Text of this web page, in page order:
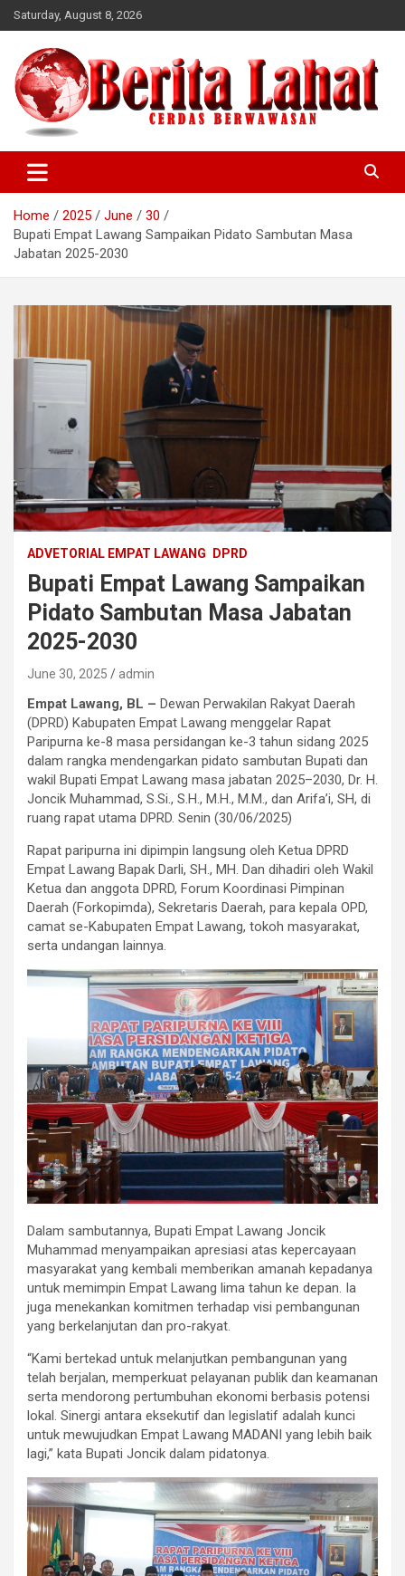
Skip
to
content
Saturday, August 8, 2026
Cerdas
Home 2025 June
30
Bupati Empat Lawang Sampaikan Pidato Sambutan Masa
Jabatan 2025-2030
ADVETORIAL EMPAT LAWANG DPRD
Bupati Empat Lawang Sampaikan
Pidato Sambutan Masa Jabatan
2025-2030
June 30, 2025 admin
Empat Lawang, BL – Dewan Perwakilan Rakyat Daerah
(DPRD) Kabupaten Empat Lawang menggelar Rapat
Paripurna ke-8 masa persidangan ke-3 tahun sidang 2025
dalam rangka mendengarkan pidato sambutan Bupati dan
wakil Bupati Empat Lawang masa jabatan 2025–2030, Dr. H.
Joncik Muhammad, S.Si., S.H., M.H., M.M., dan Arifa’i, SH, di
ruang rapat utama DPRD. Senin (30/06/2025)
Rapat paripurna ini dipimpin langsung oleh Ketua DPRD
Empat Lawang Bapak Darli, SH., MH. Dan dihadiri oleh Wakil
Ketua dan anggota DPRD, Forum Koordinasi Pimpinan
Daerah (Forkopimda), Sekretaris Daerah, para kepala OPD,
camat se-Kabupaten Empat Lawang, tokoh masyarakat,
serta undangan lainnya.
Dalam sambutannya, Bupati Empat Lawang Joncik
Muhammad menyampaikan apresiasi atas kepercayaan
masyarakat yang kembali memberikan amanah kepadanya
untuk memimpin Empat Lawang lima tahun ke depan. Ia
juga menekankan komitmen terhadap visi pembangunan
yang berkelanjutan dan pro-rakyat.
“Kami bertekad untuk melanjutkan pembangunan yang
telah berjalan, memperkuat pelayanan publik dan keamanan
serta mendorong pertumbuhan ekonomi berbasis potensi
lokal. Sinergi antara eksekutif dan legislatif adalah kunci
untuk mewujudkan Empat Lawang MADANI yang lebih baik
lagi,” kata Bupati Joncik dalam pidatonya.